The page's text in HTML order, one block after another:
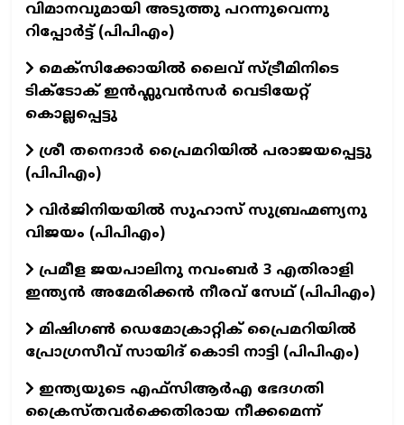
വിമാനവുമായി അടുത്തു പറന്നുവെന്നു
റിപ്പോർട്ട് (പിപിഎം)
മെക്സിക്കോയിൽ ലൈവ് സ്ട്രീമിനിടെ
ടിക്‌ടോക് ഇൻഫ്ലുവൻസർ വെടിയേറ്റ്
കൊല്ലപ്പെട്ടു
ശ്രീ തനെദാർ പ്രൈമറിയിൽ പരാജയപ്പെട്ടു
(പിപിഎം)
വിർജിനിയയിൽ സുഹാസ് സുബ്രഹ്മണ്യനു
വിജയം (പിപിഎം)
പ്രമീള ജയപാലിനു നവംബർ 3 എതിരാളി
ഇന്ത്യൻ അമേരിക്കൻ നീരവ് സേഥ് (പിപിഎം)
മിഷിഗൺ ഡെമോക്രാറ്റിക് പ്രൈമറിയിൽ
പ്രോഗ്രസീവ് സായിദ് കൊടി നാട്ടി (പിപിഎം)
ഇന്ത്യയുടെ എഫ്‌സിആർഎ ഭേദഗതി
ക്രൈസ്തവർക്കെതിരായ നീക്കമെന്ന്